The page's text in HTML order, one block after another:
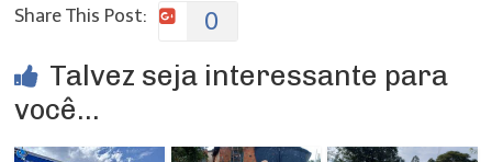
Share This Post:
0
Talvez seja interessante para
você...